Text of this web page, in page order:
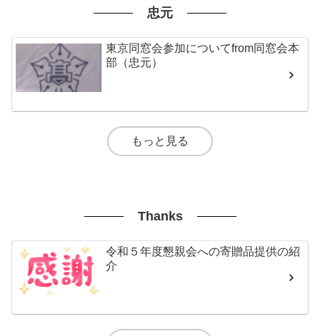
忠元
東京同窓会参加についてfrom同窓会本
部（忠元）
もっと見る
Thanks
令和５年度懇親会への寄贈品提供の紹
介